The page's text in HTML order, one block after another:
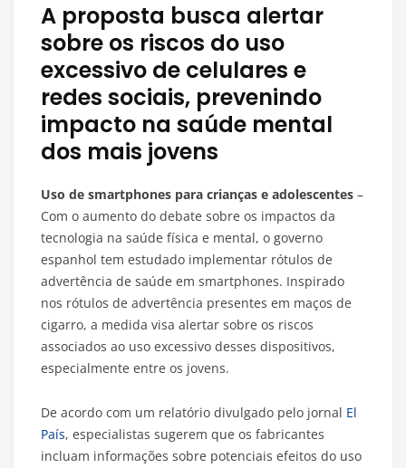
A proposta busca alertar
sobre os riscos do uso
excessivo de celulares e
redes sociais, prevenindo
impacto na saúde mental
dos mais jovens
Uso de smartphones para crianças e adolescentes –
Com o aumento do debate sobre os impactos da
tecnologia na saúde física e mental, o governo
espanhol tem estudado implementar rótulos de
advertência de saúde em smartphones. Inspirado
nos rótulos de advertência presentes em maços de
cigarro, a medida visa alertar sobre os riscos
associados ao uso excessivo desses dispositivos,
especialmente entre os jovens.
De acordo com um relatório divulgado pelo jornal El
País, especialistas sugerem que os fabricantes
incluam informações sobre potenciais efeitos do uso